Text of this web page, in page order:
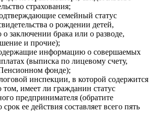
страхования;
семейный статус
о рождении детей,
о заключении брака или о разводе,
и прочие);
информацию о совершаемых
(выписка по лицевому счету,
фонде);
инспекции, в которой содержится
имеет ли гражданин статус
предпринимателя (обратите
ее действия составляет всего пять